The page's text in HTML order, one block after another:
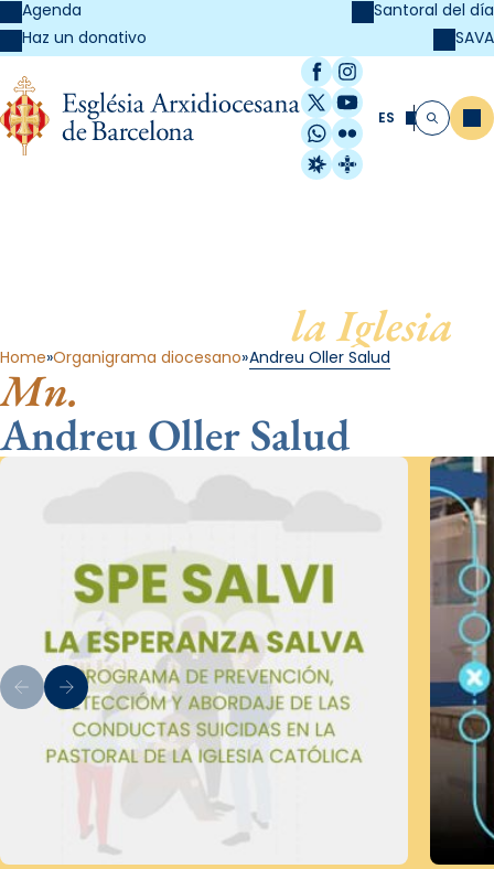
Agenda
Haz un donativo
Santoral del día
SAVA
Facebook
Instagram
X / Twitter
YouTube
WhatsApp
Flickr
Radio Estel
Catalunya
ES Buscar
la Iglesia
Home Organigrama diocesano Andreu Oller Salud
Mn.
Andreu Oller Salud